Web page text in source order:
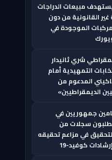
مبيعات الدراجات
غير القانونية من دون
الموجودة في
شري ثانيدار
التمهيدية أمام
المدعوم من
الديمقراطيين»
جمهوريين في
سجلات من
في مزاعم تحقيقه
كوفيد-19